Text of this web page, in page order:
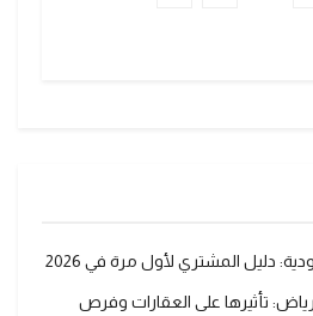
دليل المشتري لأول مرة في 2026
تأثيرها على العقارات وفرص